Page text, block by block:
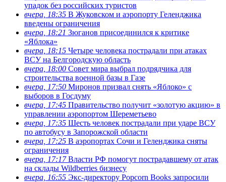
упадок без российских туристов
вчера, 18:35 В Жуковском и аэропорту Геленджика
введены ограничения
вчера, 18:21 Зюганов присоединился к критике
«Яблока»
вчера, 18:15 Четыре человека пострадали при атаках
ВСУ на Белгородскую область
вчера, 18:00 Совет мира выбрал подрядчика для
строительства военной базы в Газе
вчера, 17:50 Миронов призвал снять «Яблоко» с
выборов в Госдуму
вчера, 17:45 Правительство получит «золотую акцию» в
управлении аэропортом Шереметьево
вчера, 17:35 Шесть человек пострадали при ударе ВСУ
по автобусу в Запорожской области
вчера, 17:25 В аэропортах Сочи и Геленджика сняты
ограничения
вчера, 17:17Власти РФ помогут пострадавшему от атак
на склады Wildberries бизнесу
вчера, 16:55 Экс-директору Popcorn Books запросили